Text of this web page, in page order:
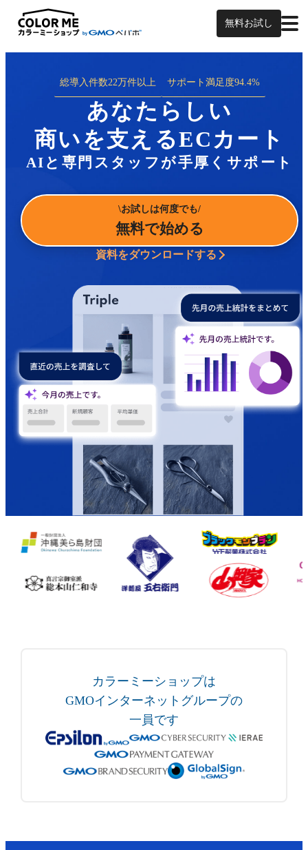
無料お試し
総導入件数22万件以上 サポート満足度94.4%
あなたらしい
商いを支えるECカート
AIと専門スタッフが手厚くサポート
お試しは何度でも
無料で始める
資料をダウンロードする
カラーミーショップは
GMOインターネットグループの
一員です